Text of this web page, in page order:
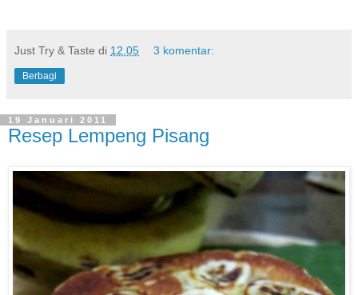
Just Try & Taste di 12.05 3 komentar:
Berbagi
19 Januari 2011
Resep Lempeng Pisang